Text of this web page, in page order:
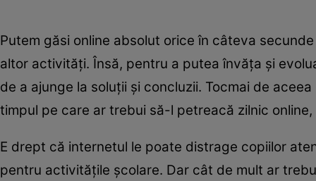
Putem găsi online absolut orice în câteva
altor activități. Însă, pentru a putea învăța și
de a ajunge la soluții și concluzii. Tocmai de
timpul pe care ar trebui să-l petreacă zilnic
E drept că internetul le poate distrage copiilor
pentru activitățile școlare. Dar cât de mult ar